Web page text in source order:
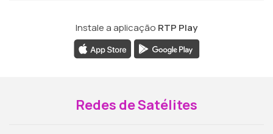
Instale a aplicação RTP Play
Redes de Satélites